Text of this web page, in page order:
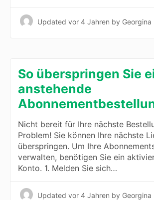
Updated vor 4 Jahren by Georgina
So überspringen Sie
anstehende
Nicht bereit für Ihre nächste
Problem! Sie können Ihre nächste
überspringen. Um Ihre
verwalten, benötigen Sie ein
Konto. 1. Melden Sie sich…
Updated vor 4 Jahren by Georgina